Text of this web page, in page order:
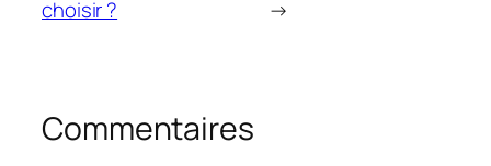
choisir ?
→
Commentaires